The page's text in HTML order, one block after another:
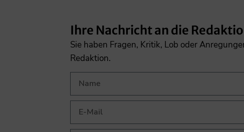
Ihre Nachricht an die
Sie haben Fragen, Kritik, Lob oder
Redaktion.